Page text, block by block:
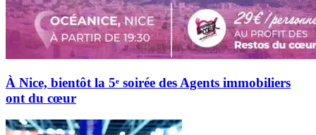
À Nice, bientôt la 5ᵉ soirée des Agents immobiliers
ont du cœur